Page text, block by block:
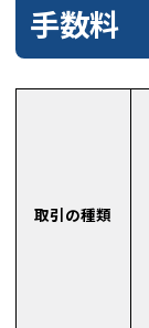
手数料
取引の種類